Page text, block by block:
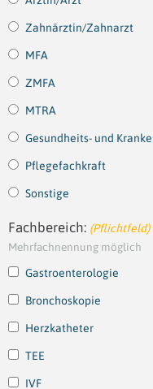
Zahnärztin/Zahnarzt
MFA
ZMFA
MTRA
Gesundheits- und
Pflegefachkraft
Sonstige
Fachbereich: (Pflichtfeld)
Mehrfachnennung möglich
Gastroenterologie
Bronchoskopie
Herzkatheter
TEE
IVF